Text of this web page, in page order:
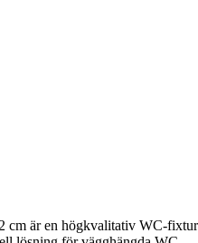
cm är en högkvalitativ WC-fixtur